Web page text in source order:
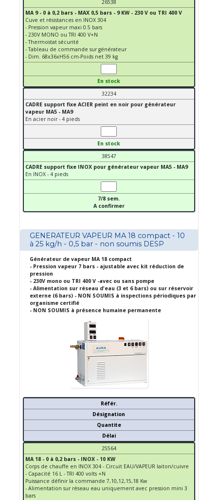
26538
MA 9 - 0 à 0,2 bars - MAX 0,5 bars - 9 KW - 230 V ou TRI 400 V
Cuve et résistances en INOX 304
- Pression vapeur maxi 0.5 bars
- 230V MONO ou TRI 400 V+N
- Thermostat sécurité
- Tableau de commande sur générateur
- Dim. 68x36xH56 cm-Poids net 39 kg
En stock
32234
CADRE support fixe ACIER peint en noir pour générateur
vapeur MA5 - MA9
En acier noir - 4 pieds
En stock
38547
CADRE support fixe INOX pour générateur vapeur MA5 - MA9
En INOX - 4 pieds
7/8 sem.
A confirmer
GENERATEUR VAPEUR MA 18 compact - 10
à 25 kg/h - 0,5 bar - non soumis DESP
Générateur de vapeur MA 18 compact
- Pression vapeur 7 bars - ajustable avec kit réduction de
pression
- 230V mono ou TRI 400 V -avec ou sans pompe
- Alimentation sur réseau d'eau (3 et 6 bars) ou sur réservoir
externe (6 bars) - NON SOUMIS à inspections périodiques par
organisme certifié
- NON SOUMIS à présence humaine permanente
Référ.
Désignation
Quantite
Délai
25564
MA 18 - 0 à 0,2 bars - INOX - 10 KW
Corps de chauffe en INOX 304 - Circuit EAU/VAPEUR laiton/cuivre
- Capacité 16 L - TRI 400 volts +N
Puissance définir la commande 7,10,12,15,18 Kw
- Alimentation sur réseau eau uniquement avec pression mini 3
bars